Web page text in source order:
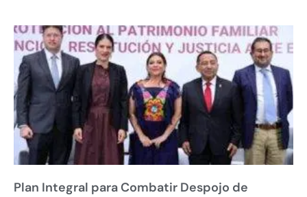
Plan Integral para Combatir Despojo de